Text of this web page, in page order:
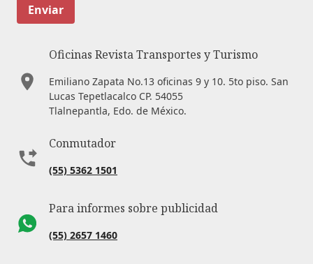
Enviar
Oficinas Revista Transportes y Turismo
Emiliano Zapata No.13 oficinas 9 y 10. 5to piso. San
Lucas Tepetlacalco CP. 54055
Tlalnepantla, Edo. de México.
Conmutador
(55) 5362 1501
Para informes sobre publicidad
(55) 2657 1460